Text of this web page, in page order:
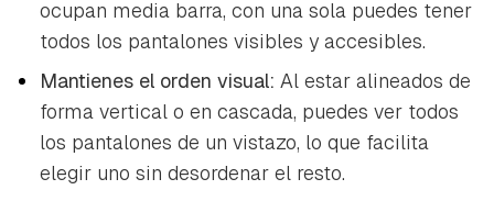
ocupan media barra, con una sola puedes tener
todos los pantalones visibles y accesibles.
Mantienes el orden visual: Al estar alineados de
forma vertical o en cascada, puedes ver todos
los pantalones de un vistazo, lo que facilita
elegir uno sin desordenar el resto.